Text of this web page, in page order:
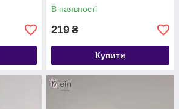
В наявності
219 ₴
Купити